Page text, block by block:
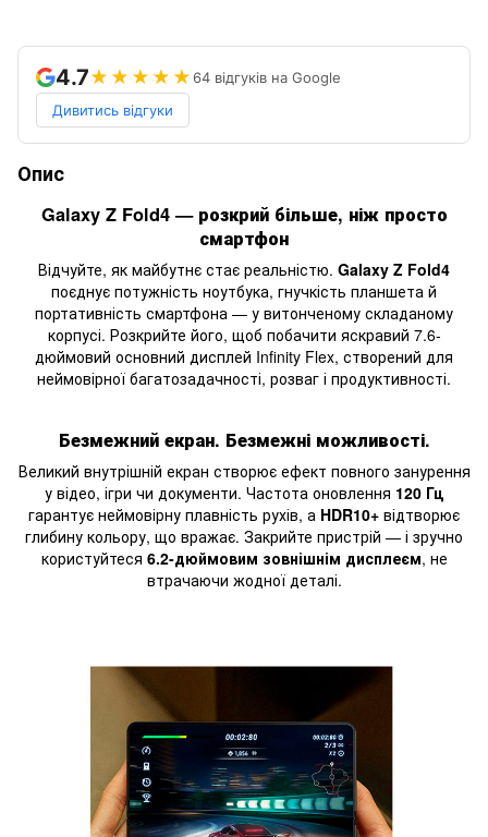
4.7★★★★★64 відгуків на Google
Дивитись відгуки
Опис
Galaxy Z Fold4 — розкрий більше, ніж просто
смартфон
Відчуйте, як майбутнє стає реальністю. Galaxy Z Fold4
поєднує потужність ноутбука, гнучкість планшета й
портативність смартфона — у витонченому складаному
корпусі. Розкрийте його, щоб побачити яскравий 7.6-
дюймовий основний дисплей Infinity Flex, створений для
неймовірної багатозадачності, розваг і продуктивності.
Безмежний екран. Безмежні можливості.
Великий внутрішній екран створює ефект повного занурення
у відео, ігри чи документи. Частота оновлення 120 Гц
гарантує неймовірну плавність рухів, а HDR10+ відтворює
глибину кольору, що вражає. Закрийте пристрій — і зручно
користуйтеся 6.2-дюймовим зовнішнім дисплеєм, не
втрачаючи жодної деталі.